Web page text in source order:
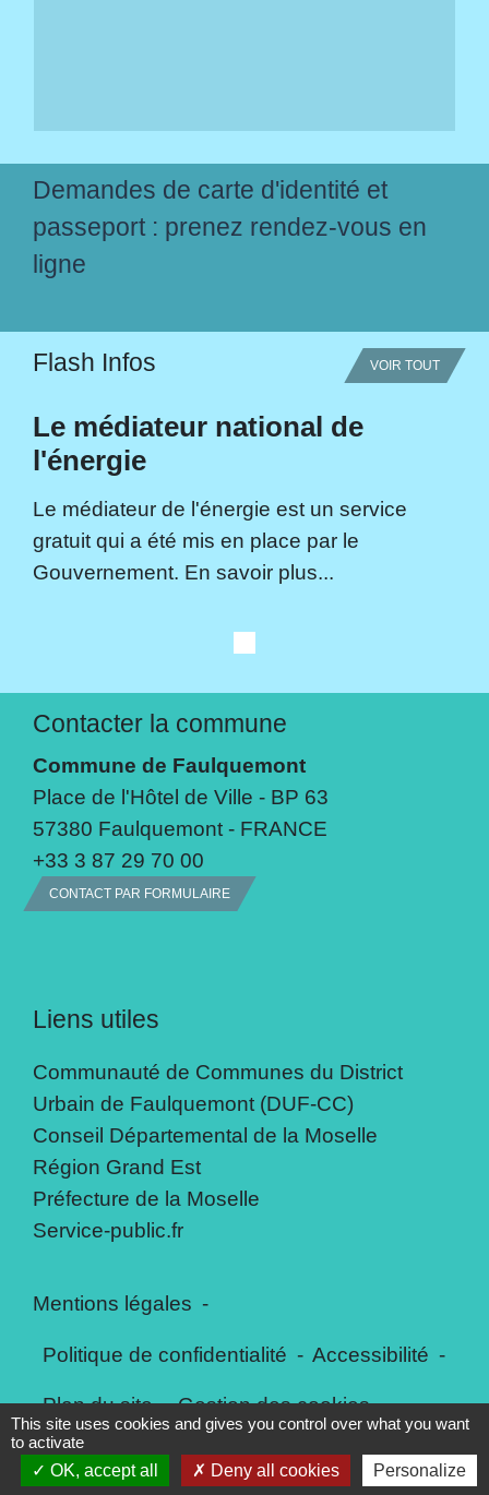
Demandes de carte d'identité et
passeport : prenez rendez-vous en
ligne
Flash Infos VOIR TOUT
Le médiateur national de
l'énergie
Le médiateur de l'énergie est un service
gratuit qui a été mis en place par le
Gouvernement. En savoir plus...
Contacter la commune
Commune de Faulquemont
Place de l'Hôtel de Ville - BP 63
57380 Faulquemont - FRANCE
+33 3 87 29 70 00
CONTACT PAR FORMULAIRE
Liens utiles
Communauté de Communes du District
Urbain de Faulquemont (DUF-CC)
Conseil Départemental de la Moselle
Région Grand Est
Préfecture de la Moselle
Service-public.fr
Mentions légales -
Politique de confidentialité - Accessibilité -
Plan du site - Gestion des cookies
Site créé en partenariat avec Réseau des Communes
This site uses cookies and gives you control over what you want
to activate
OK, accept all
Deny all cookies Personalize